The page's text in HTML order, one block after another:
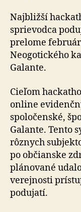
Najbližší
sprievodca
prelome
Neogotického
Galante.
Cieľom
online
spoločenské,
Galante. Tento
rôznych
po občianske
plánované
verejnosti
podujatí.